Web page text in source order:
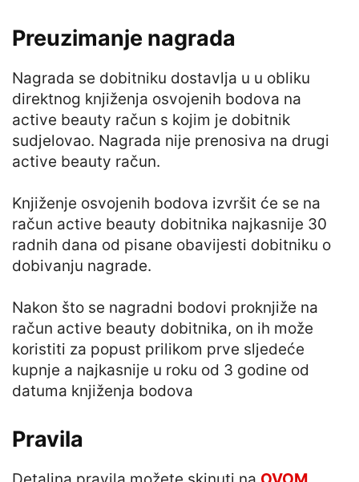
Preuzimanje nagrada
Nagrada se dobitniku dostavlja u u obliku
direktnog knjiženja osvojenih bodova na
active beauty račun s kojim je dobitnik
sudjelovao. Nagrada nije prenosiva na drugi
active beauty račun.
Knjiženje osvojenih bodova izvršit će se na
račun active beauty dobitnika najkasnije 30
radnih dana od pisane obavijesti dobitniku o
dobivanju nagrade.
Nakon što se nagradni bodovi proknjiže na
račun active beauty dobitnika, on ih može
koristiti za popust prilikom prve sljedeće
kupnje a najkasnije u roku od 3 godine od
datuma knjiženja bodova
Pravila